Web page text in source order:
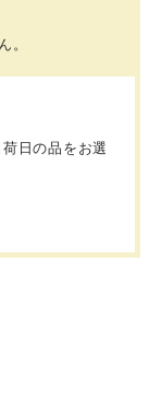
日の品をお選